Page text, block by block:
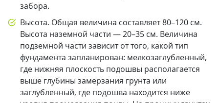
забора.
Высота. Общая величина составляет 80–120 см.
Высота наземной части — 20–35 см. Величина
подземной части зависит от того, какой тип
фундамента запланирован: мелкозаглубленный,
где нижняя плоскость подошвы располагается
выше глубины замерзания грунта или
заглубленный, где подошва находится ниже